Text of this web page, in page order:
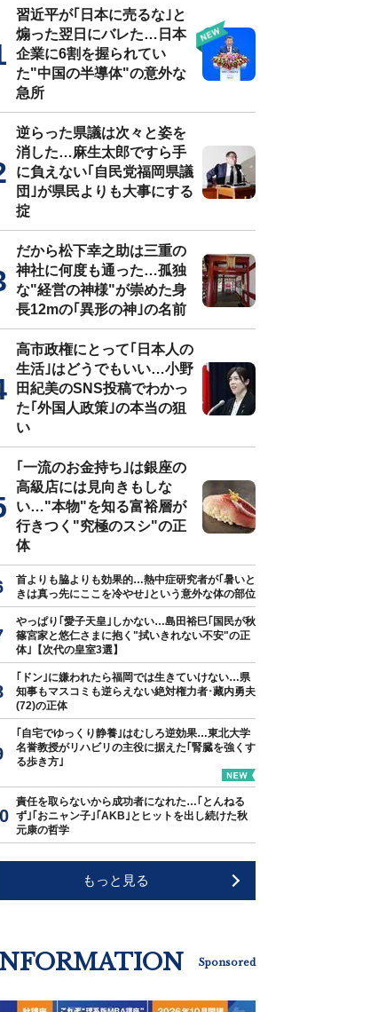
習近平が｢日本に売るな｣と
煽った翌日にバレた…日本
企業に6割を握られてい
た"中国の半導体"の意外な
急所
逆らった県議は次々と姿を
消した…麻生太郎ですら手
に負えない｢自民党福岡県議
団｣が県民よりも大事にする
掟
だから松下幸之助は三重の
神社に何度も通った…孤独
な"経営の神様"が崇めた身
長12mの｢異形の神｣の名前
高市政権にとって｢日本人の
生活｣はどうでもいい…小野
田紀美のSNS投稿でわかっ
た｢外国人政策｣の本当の狙
い
｢一流のお金持ち｣は銀座の
高級店には見向きもしな
い…"本物"を知る富裕層が
行きつく"究極のスシ"の正
体
首よりも脇よりも効果的…熱中症研究者が｢暑いと
きは真っ先にここを冷やせ｣という意外な体の部位
やっぱり｢愛子天皇｣しかない…島田裕巳｢国民が秋
篠宮家と悠仁さまに抱く"拭いきれない不安"の正
体｣【次代の皇室3選】
｢ドン｣に嫌われたら福岡では生きていけない…県
知事もマスコミも逆らえない絶対権力者･藏内勇夫
(72)の正体
｢自宅でゆっくり静養｣はむしろ逆効果…東北大学
名誉教授がリハビリの主役に据えた｢腎臓を強くす
る歩き方｣
責任を取らないから成功者になれた…｢とんねる
ず｣｢おニャン子｣｢AKB｣とヒットを出し続けた秋
元康の哲学
もっと見る
Sponsored